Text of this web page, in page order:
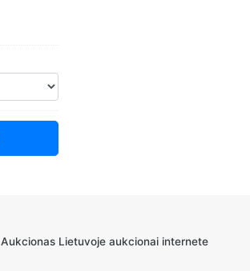
Aukcionas Lietuvoje aukcionai internete